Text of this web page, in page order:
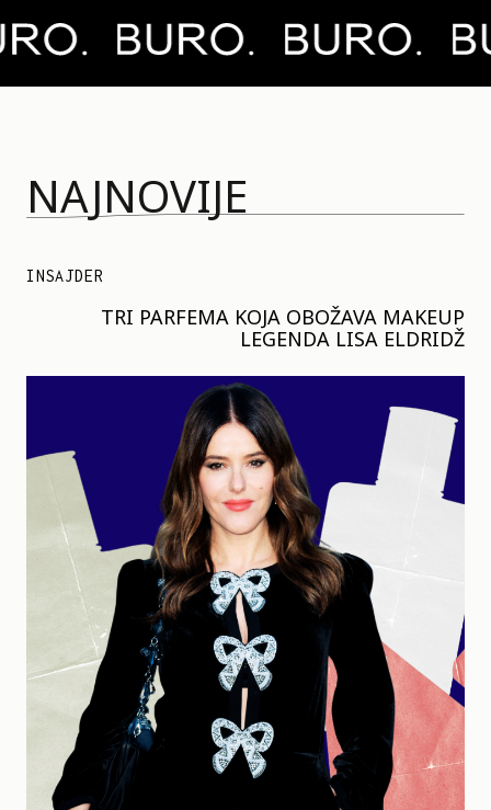
NAJNOVIJE
INSAJDER
TRI PARFEMA KOJA OBOŽAVA MAKEUP
LEGENDA LISA ELDRIDŽ